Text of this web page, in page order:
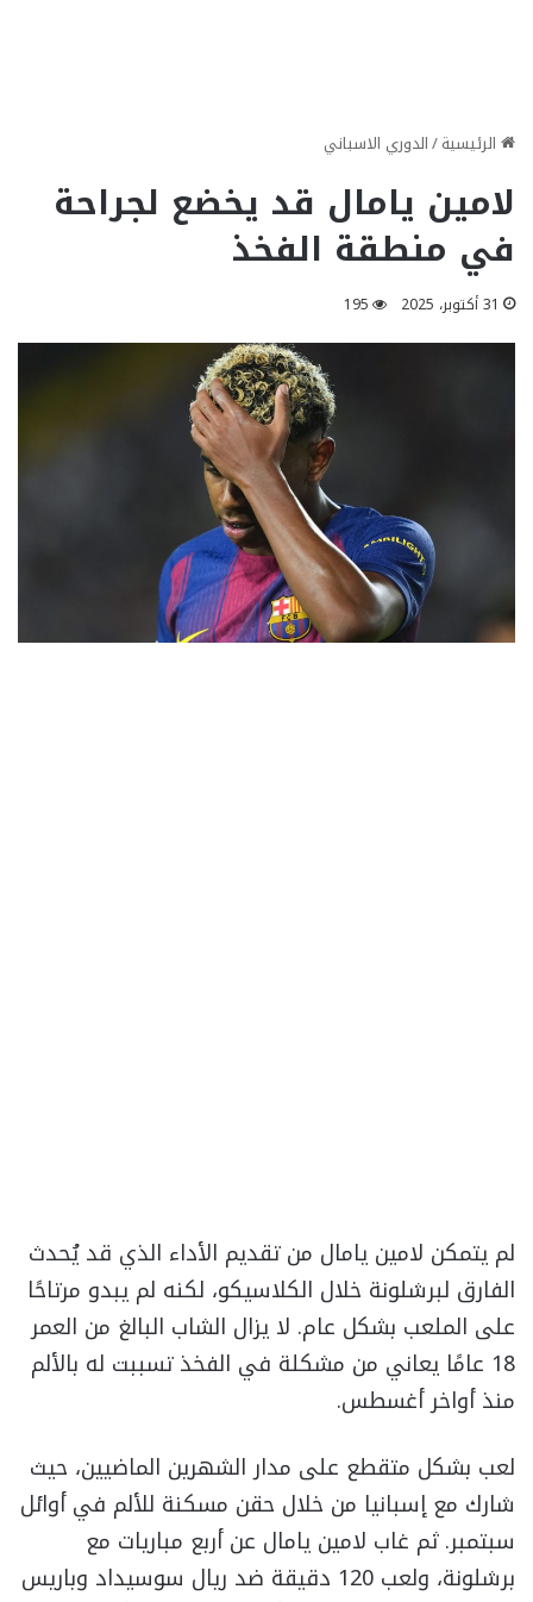
الرئيسية/الدوري الاسباني
لامين يامال قد يخضع لجراحة
في منطقة الفخذ
31 أكتوبر، 2025 195
لم يتمكن لامين يامال من تقديم الأداء الذي قد يُحدث
الفارق لبرشلونة خلال الكلاسيكو، لكنه لم يبدو مرتاحًا
على الملعب بشكل عام. لا يزال الشاب البالغ من العمر
18 عامًا يعاني من مشكلة في الفخذ تسببت له بالألم
منذ أواخر أغسطس.
لعب بشكل متقطع على مدار الشهرين الماضيين، حيث
شارك مع إسبانيا من خلال حقن مسكنة للألم في أوائل
سبتمبر. ثم غاب لامين يامال عن أربع مباريات مع
برشلونة، ولعب 120 دقيقة ضد ريال سوسيداد وباريس